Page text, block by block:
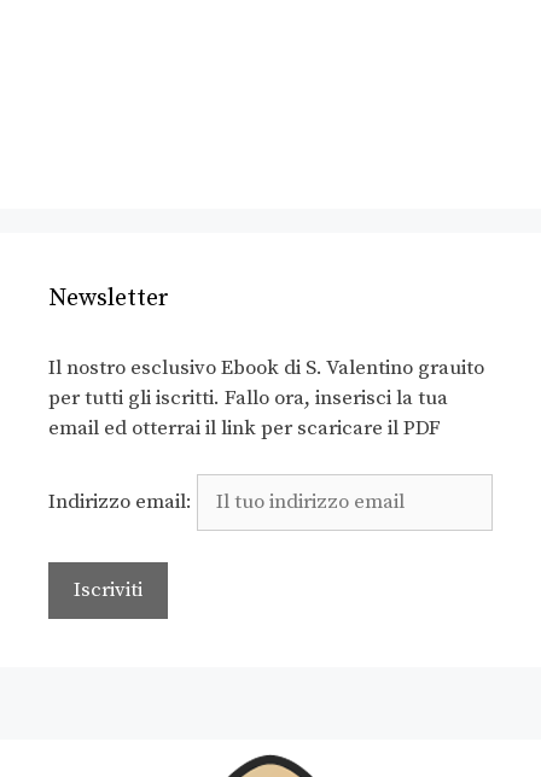
Newsletter
Il nostro esclusivo Ebook di S. Valentino grauito
per tutti gli iscritti. Fallo ora, inserisci la tua
email ed otterrai il link per scaricare il PDF
Indirizzo email: